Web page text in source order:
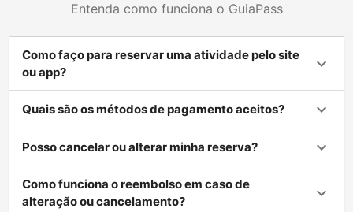
Entenda como funciona o GuiaPass
Como faço para reservar uma atividade pelo site
ou app?
Quais são os métodos de pagamento aceitos?
Posso cancelar ou alterar minha reserva?
Como funciona o reembolso em caso de
alteração ou cancelamento?